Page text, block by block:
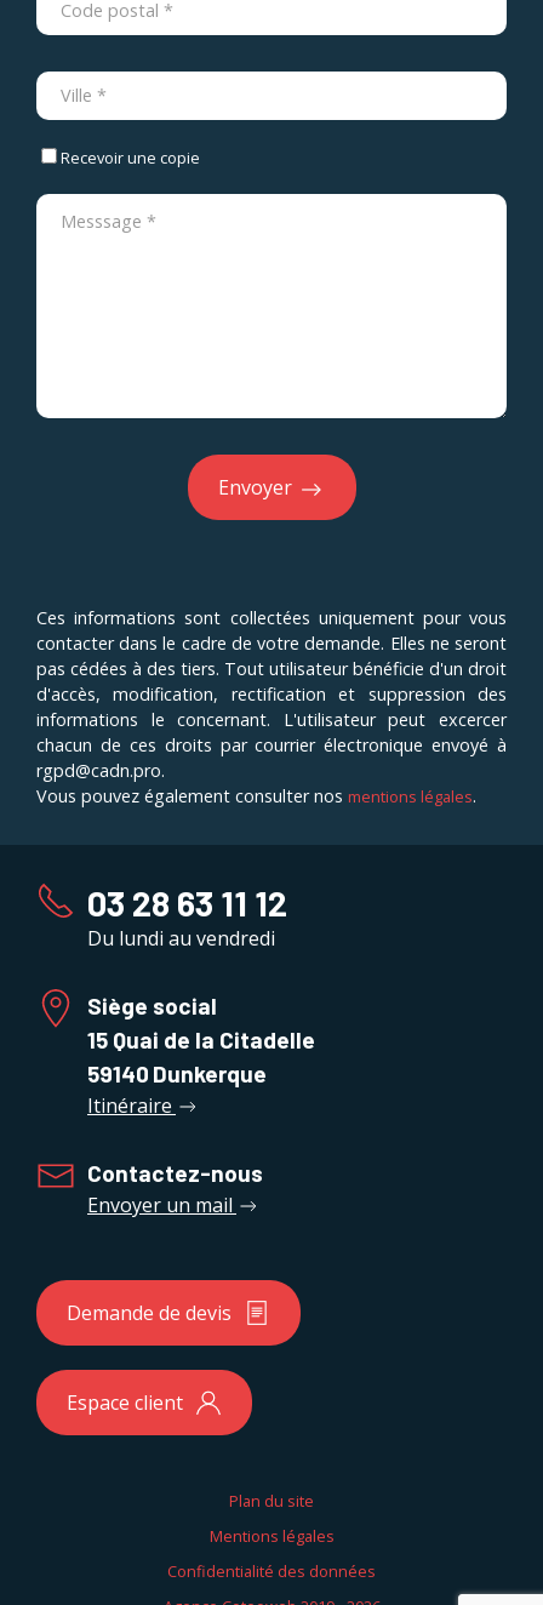
Recevoir une copie
Envoyer
Ces informations sont collectées uniquement pour vous
contacter dans le cadre de votre demande. Elles ne seront
pas cédées à des tiers. Tout utilisateur bénéficie d'un droit
d'accès, modification, rectification et suppression des
informations le concernant. L'utilisateur peut excercer
chacun de ces droits par courrier électronique envoyé à
rgpd@cadn.pro.
Vous pouvez également consulter nos mentions légales.
03 28 63 11 12
Du lundi au vendredi
Siège social
15 Quai de la Citadelle
59140 Dunkerque
Itinéraire
Contactez-nous
Envoyer un mail
Demande de devis
Espace client
Plan du site
Mentions légales
Confidentialité des données